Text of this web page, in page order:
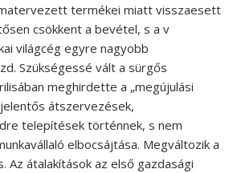
termékei miatt visszaesett
csökkent a bevétel, s a v
világcég egyre nagyobb
Szükségessé vált a sürgős
meghirdette a „megújulási
átszervezések,
telepítések történnek, s nem
elbocsájtása. Megváltozik a
Az átalakítások az első gazdasági